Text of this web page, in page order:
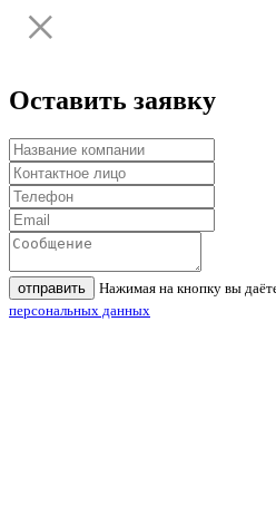
Оставить заявку
отправить Нажимая на кнопку вы
персональных данных